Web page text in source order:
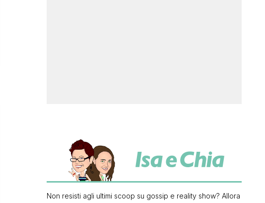
Non resisti agli ultimi scoop su gossip e reality show? Allora